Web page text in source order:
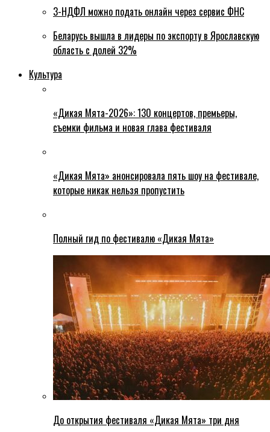
3-НДФЛ можно подать онлайн через сервис ФНС
Беларусь вышла в лидеры по экспорту в Ярославскую
область с долей 32%
Культура
«Дикая Мята-2026»: 130 концертов, премьеры,
съемки фильма и новая глава фестиваля
«Дикая Мята» анонсировала пять шоу на фестивале,
которые никак нельзя пропустить
Полный гид по фестивалю «Дикая Мята»
До открытия фестиваля «Дикая Мята» три дня